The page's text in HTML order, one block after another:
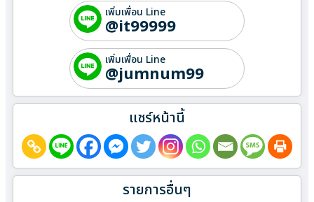
เพิ่มเพื่อน Line
@it99999
เพิ่มเพื่อน Line
@jumnum99
แชร์หน้านี้
รายการอื่นๆ